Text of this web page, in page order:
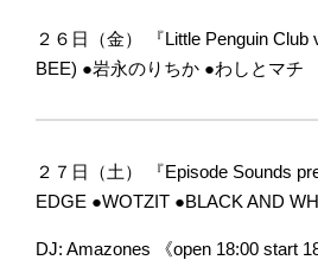
２６日（金） 『Little Penguin Club
BEE) ●岩永のりちか ●わしとマチ
２７日（土）
『Episode Sounds
EDGE ●WOTZIT ●BLACK AND
DJ: Amazones 《open 18:00 start